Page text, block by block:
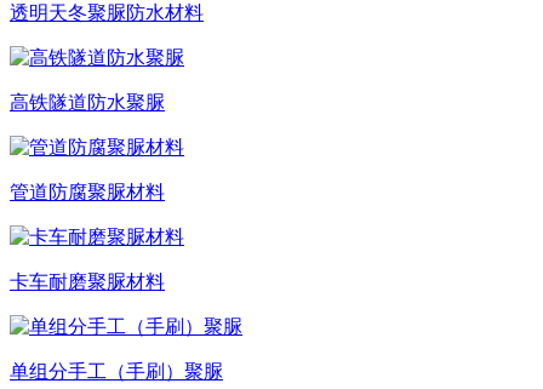
透明天冬聚脲防水材料
高铁隧道防水聚脲
管道防腐聚脲材料
卡车耐磨聚脲材料
单组分手工（手刷）聚脲